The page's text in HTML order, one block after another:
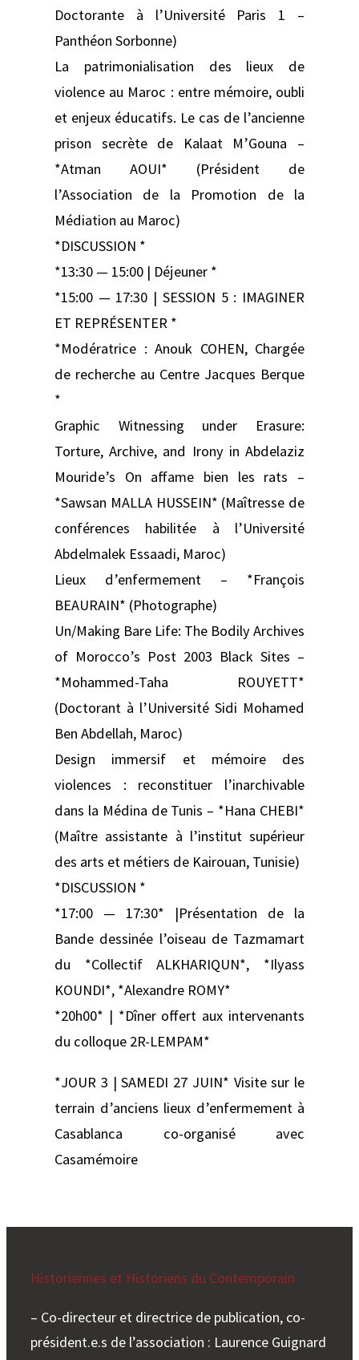
Doctorante à l’Université Paris 1 –
Panthéon Sorbonne)
La patrimonialisation des lieux de
violence au Maroc : entre mémoire, oubli
et enjeux éducatifs. Le cas de l’an­cienne
prison secrète de Kalaat M’Gouna –
*Atman AOUI* (Président de
l’Association de la Promotion de la
Médiation au Maroc)
*DISCUSSION *
*13:30 — 15:00 | Déjeuner *
*15:00 — 17:30 | SESSION 5 : IMAGINER
ET REPRÉSENTER *
*Modératrice : Anouk COHEN, Chargée
de recherche au Centre Jacques Berque
*
Graphic Witnessing under Erasure:
Torture, Archive, and Irony in Abdelaziz
Mouride’s On affame bien les rats –
*Sawsan MALLA HUSSEIN* (Maîtresse de
conférences habilitée à l’Université
Abdelmalek Essaadi, Maroc)
Lieux d’enfermement – *François
BEAURAIN* (Photographe)
Un/Making Bare Life: The Bodily Archives
of Morocco’s Post 2003 Black Sites –
*Mohammed-Taha ROUYETT*
(Doctorant à l’Université Sidi Mohamed
Ben Abdellah, Maroc)
Design immersif et mémoire des
violences : reconstituer l’inarchivable
dans la Médina de Tunis – *Hana CHEBI*
(Maître assistante à l’institut supérieur
des arts et métiers de Kairouan, Tunisie)
*DISCUSSION *
*17:00 — 17:30* |Présentation de la
Bande dessinée l’oiseau de Tazmamart
du *Collectif ALKHARIQUN*, *Ilyass
KOUNDI*, *Alexandre ROMY*
*20h00* | *Dîner offert aux intervenants
du colloque 2R-LEMPAM*
*JOUR 3 | SAMEDI 27 JUIN* Visite sur le
terrain d’anciens lieux d’enfermement à
Casablanca co-organisé avec
Casamémoire
Historiennes et Historiens du Contemporain
– Co-directeur et directrice de publication, co-
président.e.s de l’association : Laurence Guignard